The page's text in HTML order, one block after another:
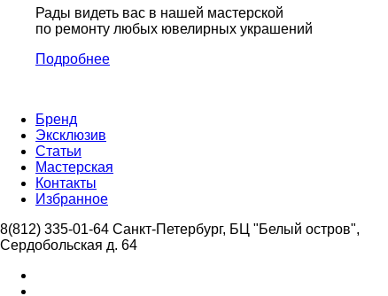
Рады видеть вас в нашей мастерской
по ремонту любых ювелирных украшений
Подробнее
Бренд
Эксклюзив
Статьи
Мастерская
Контакты
Избранное
8(812) 335-01-64 Санкт-Петербург, БЦ "Белый остров",
Сердобольская д. 64